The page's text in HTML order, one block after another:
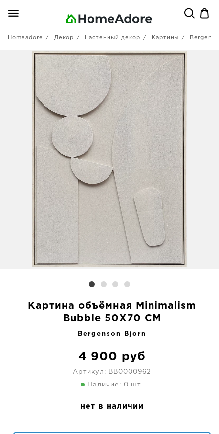
Homeadore Декор Настенный декор Картины
Картина объёмная Minimalism
Bubble 50X70 CM
Bergenson Bjorn
4 900 руб
Артикул: BB0000962
Наличие: 0 шт.
нет в наличии